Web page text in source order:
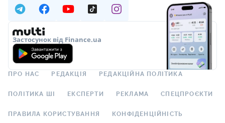
Застосунок від Finance.ua
ПРО НАС РЕДАКЦІЯ РЕДАКЦІЙНА ПОЛІТИКА
ПОЛІТИКА ШІ ЕКСПЕРТИ РЕКЛАМА СПЕЦПРОЄКТИ
ПРАВИЛА КОРИСТУВАННЯ КОНФІДЕНЦІЙНІСТЬ